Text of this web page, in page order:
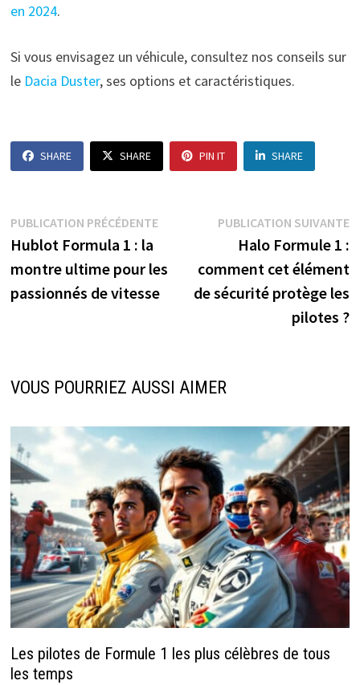
en 2024.
Si vous envisagez un véhicule, consultez nos conseils sur
le Dacia Duster, ses options et caractéristiques.
SHARE SHARE PIN IT SHARE
Navigation
de
l’article
PUBLICATION PRÉCÉDENTEPublication
Hublot Formula 1 : la
montre ultime pour les
passionnés de vitesse
PUBLICATION SUIVANTE
Halo Formule 1 :
comment cet élément
de sécurité protège les
pilotes ?
VOUS POURRIEZ AUSSI AIMER
Les pilotes de Formule 1 les plus célèbres de tous
les temps